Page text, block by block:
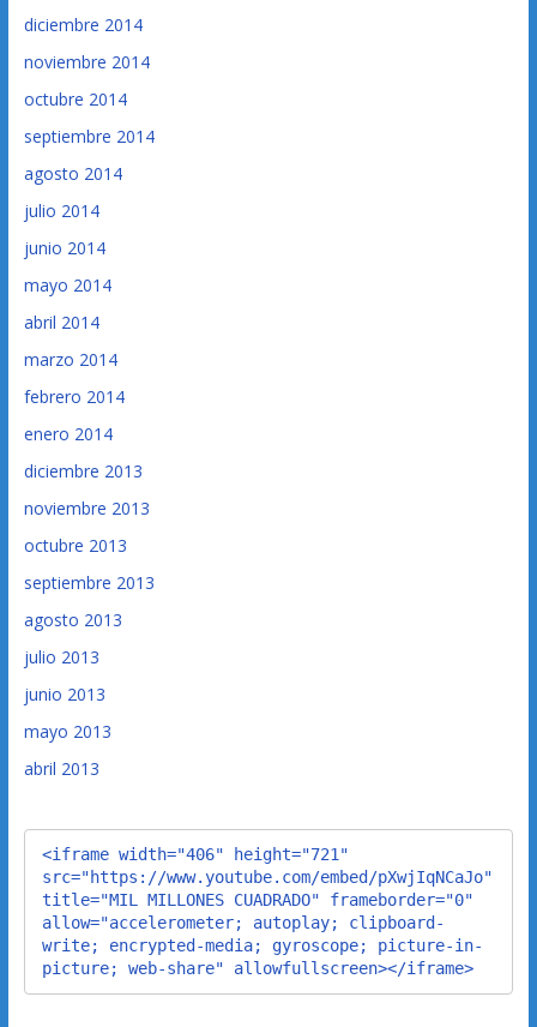
diciembre 2014
noviembre 2014
octubre 2014
septiembre 2014
agosto 2014
julio 2014
junio 2014
mayo 2014
abril 2014
marzo 2014
febrero 2014
enero 2014
diciembre 2013
noviembre 2013
octubre 2013
septiembre 2013
agosto 2013
julio 2013
junio 2013
mayo 2013
abril 2013
<iframe width="406" height="721"
src="https://www.youtube.com/embed/pXwjIqNCaJo"
title="MIL MILLONES CUADRADO" frameborder="0"
allow="accelerometer; autoplay; clipboard-
write; encrypted-media; gyroscope; picture-in-
picture; web-share" allowfullscreen></iframe>